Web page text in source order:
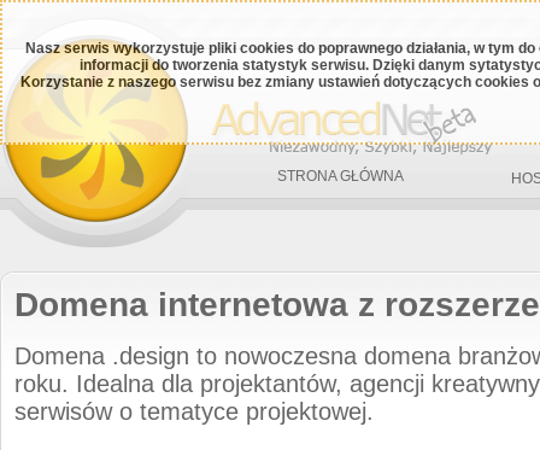
Nasz serwis wykorzystuje pliki cookies do poprawnego działania, w tym
informacji do tworzenia statystyk serwisu. Dzięki danym
Korzystanie z naszego serwisu bez zmiany ustawień dotyczących cookies
STRONA GŁÓWNA
Domena internetowa z
Domena .design to nowoczesna domena
roku. Idealna dla projektantów, agencji
serwisów o tematyce projektowej.